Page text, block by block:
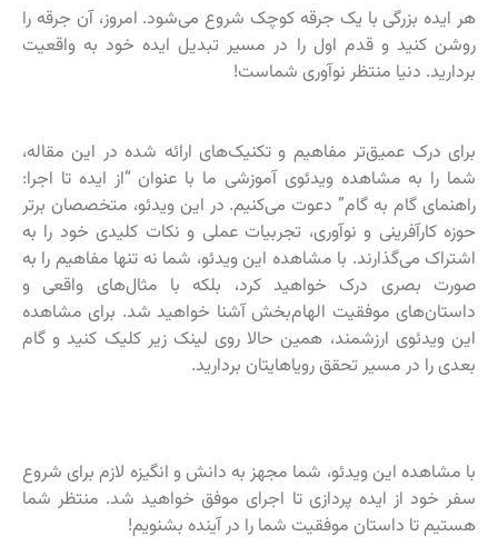
هر ایده بزرگی با یک جرقه کوچک شروع می‌شود. امروز، آن جرقه را
روشن کنید و قدم اول را در مسیر تبدیل ایده خود به واقعیت
بردارید. دنیا منتظر نوآوری شماست!
برای درک عمیق‌تر مفاهیم و تکنیک‌های ارائه شده در این مقاله،
شما را به مشاهده ویدئوی آموزشی ما با عنوان “از ایده تا اجرا:
راهنمای گام به گام” دعوت می‌کنیم. در این ویدئو، متخصصان برتر
حوزه کارآفرینی و نوآوری، تجربیات عملی و نکات کلیدی خود را به
اشتراک می‌گذارند. با مشاهده این ویدئو، شما نه تنها مفاهیم را به
صورت بصری درک خواهید کرد، بلکه با مثال‌های واقعی و
داستان‌های موفقیت الهام‌بخش آشنا خواهید شد. برای مشاهده
این ویدئوی ارزشمند، همین حالا روی لینک زیر کلیک کنید و گام
بعدی را در مسیر تحقق رویاهایتان بردارید.
با مشاهده این ویدئو، شما مجهز به دانش و انگیزه لازم برای شروع
سفر خود از ایده پردازی تا اجرای موفق خواهید شد. منتظر شما
هستیم تا داستان موفقیت شما را در آینده بشنویم!